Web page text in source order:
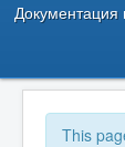
Документация
This